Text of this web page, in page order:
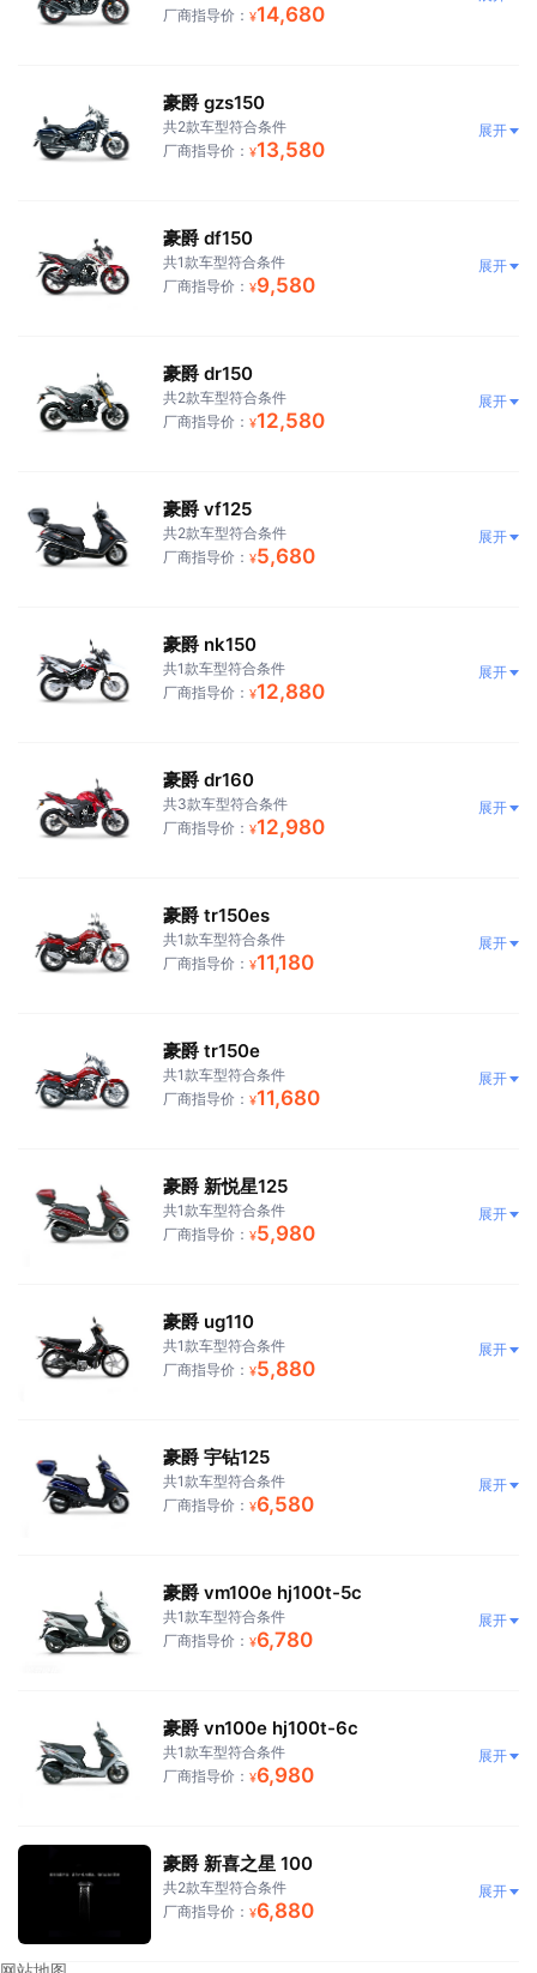
厂商指导价： ¥14,680
豪爵 gzs150
共2款车型符合条件
厂商指导价： ¥13,580
展开
豪爵 df150
共1款车型符合条件
厂商指导价： ¥9,580
展开
豪爵 dr150
共2款车型符合条件
厂商指导价： ¥12,580
展开
豪爵 vf125
共2款车型符合条件
厂商指导价： ¥5,680
展开
豪爵 nk150
共1款车型符合条件
厂商指导价： ¥12,880
展开
豪爵 dr160
共3款车型符合条件
厂商指导价： ¥12,980
展开
豪爵 tr150es
共1款车型符合条件
厂商指导价： ¥11,180
展开
豪爵 tr150e
共1款车型符合条件
厂商指导价： ¥11,680
展开
豪爵 新悦星125
共1款车型符合条件
厂商指导价： ¥5,980
展开
豪爵 ug110
共1款车型符合条件
厂商指导价： ¥5,880
展开
豪爵 宇钻125
共1款车型符合条件
厂商指导价： ¥6,580
展开
豪爵 vm100e hj100t-5c
共1款车型符合条件
厂商指导价： ¥6,780
展开
豪爵 vn100e hj100t-6c
共1款车型符合条件
厂商指导价： ¥6,980
展开
豪爵 新喜之星 100
共2款车型符合条件
厂商指导价： ¥6,880
展开